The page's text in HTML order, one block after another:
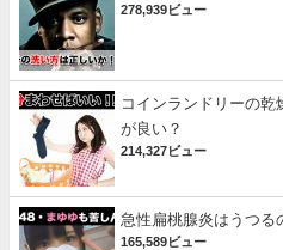
278,939ビュー
コインランドリーの
が良い？
214,327ビュー
急性扁桃腺炎はうつる
165,589ビュー